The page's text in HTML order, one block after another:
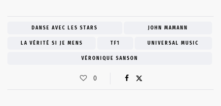
DANSE AVEC LES STARS JOHN MAMANN
LA VÉRITÉ SI JE MENS TF1 UNIVERSAL MUSIC
VÉRONIQUE SANSON
0